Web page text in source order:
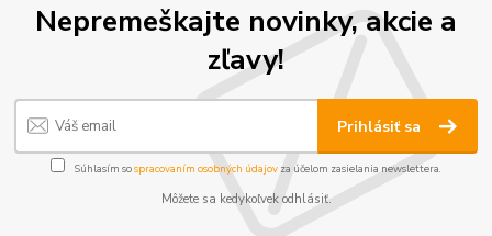
Nepremeškajte novinky, akcie a
zľavy!
Prihlásiť sa
Súhlasím sospracovaním osobných údajov za účelom zasielania newslettera.
Môžete sa kedykoľvek odhlásiť.